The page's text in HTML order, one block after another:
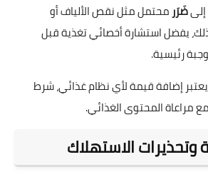
ضَرَرمحتمل مثل نقص الألياف أو
يفضل استشارة أخصائي تغذية قبل
رئيسية.
يعتبر إضافة قيمة لأي نظام غذائي، شرط
مراعاة المحتوى الغذائي.
وتحذيرات الاستهلاك